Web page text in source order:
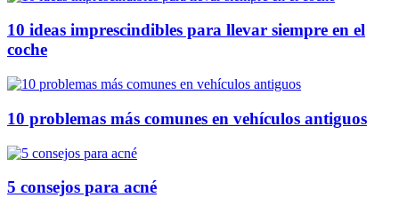
10 ideas imprescindibles para llevar siempre en el
coche
10 problemas más comunes en vehículos antiguos
5 consejos para acné